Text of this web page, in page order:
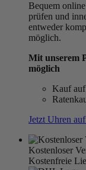
Bequem
prüfen und
entweder
möglich.
Mit unserem
möglich
Kauf
Jetzt Uhren
Kostenloser
Kostenfreie